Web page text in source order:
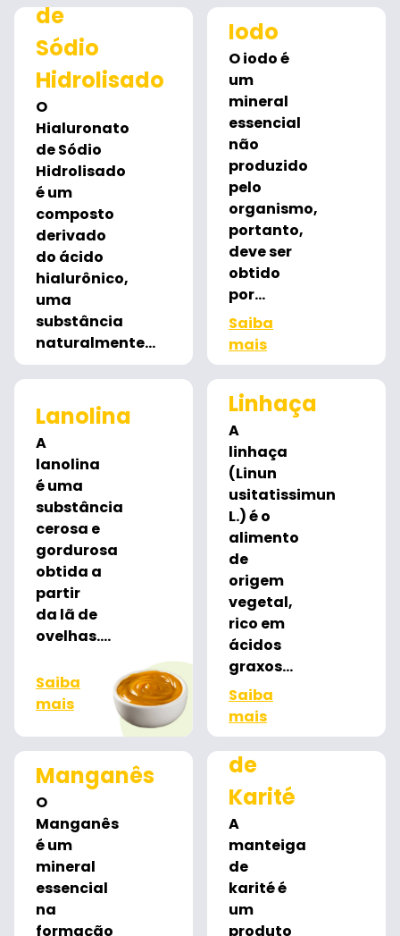
de
Sódio
Hidrolisado
O
Hialuronato
de Sódio
Hidrolisado
é um
composto
derivado
do ácido
hialurônico,
uma
substância
naturalmente...
Saiba
Iodo
O iodo é
um
mineral
essencial
não
produzido
pelo
organismo,
portanto,
deve ser
obtido
por...
Saiba
mais
Lanolina
A
lanolina
é uma
substância
cerosa e
gordurosa
obtida a
partir
da lã de
ovelhas....
Saiba
mais
Linhaça
A
linhaça
(Linun
usitatissimun
L.) é o
alimento
de
origem
vegetal,
rico em
ácidos
graxos...
Saiba
mais
Manganês
O
Manganês
é um
mineral
essencial
na
formação
Manteiga
de
Karité
A
manteiga
de
karité é
um
produto